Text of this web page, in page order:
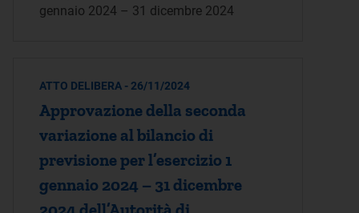
gennaio 2024 – 31 dicembre 2024
ATTO DELIBERA - 26/11/2024
Approvazione della seconda
variazione al bilancio di
previsione per l’esercizio 1
gennaio 2024 – 31 dicembre